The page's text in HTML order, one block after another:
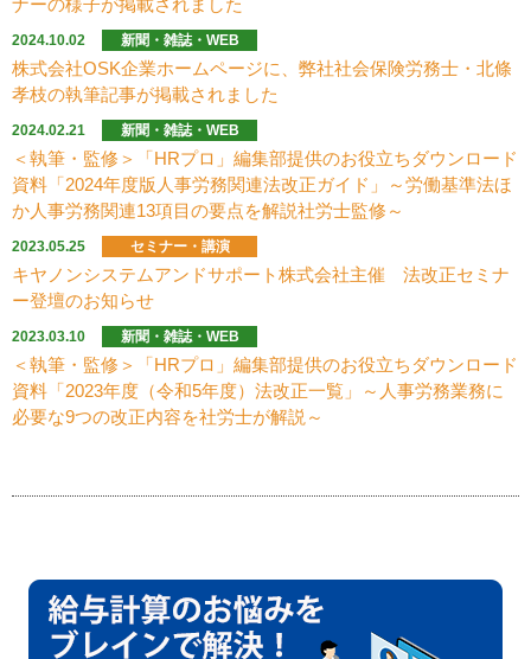
2024.10.02 新聞・雑誌・WEB
株式会社OSK企業ホームページに、弊社社会保険労務士・北條
孝枝の執筆記事が掲載されました
2024.02.21 新聞・雑誌・WEB
＜執筆・監修＞「HRプロ」編集部提供のお役立ちダウンロード
資料「2024年度版人事労務関連法改正ガイド」～労働基準法ほ
か人事労務関連13項目の要点を解説社労士監修～
2023.05.25 セミナー・講演
キヤノンシステムアンドサポート株式会社主催 法改正セミナ
ー登壇のお知らせ
2023.03.10 新聞・雑誌・WEB
＜執筆・監修＞「HRプロ」編集部提供のお役立ちダウンロード
資料「2023年度（令和5年度）法改正一覧」～人事労務業務に
必要な9つの改正内容を社労士が解説～